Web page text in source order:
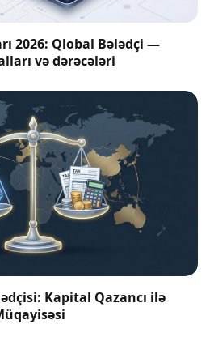
2026: Qlobal Bələdçi —
və dərəcələri
Kapital Qazancı ilə